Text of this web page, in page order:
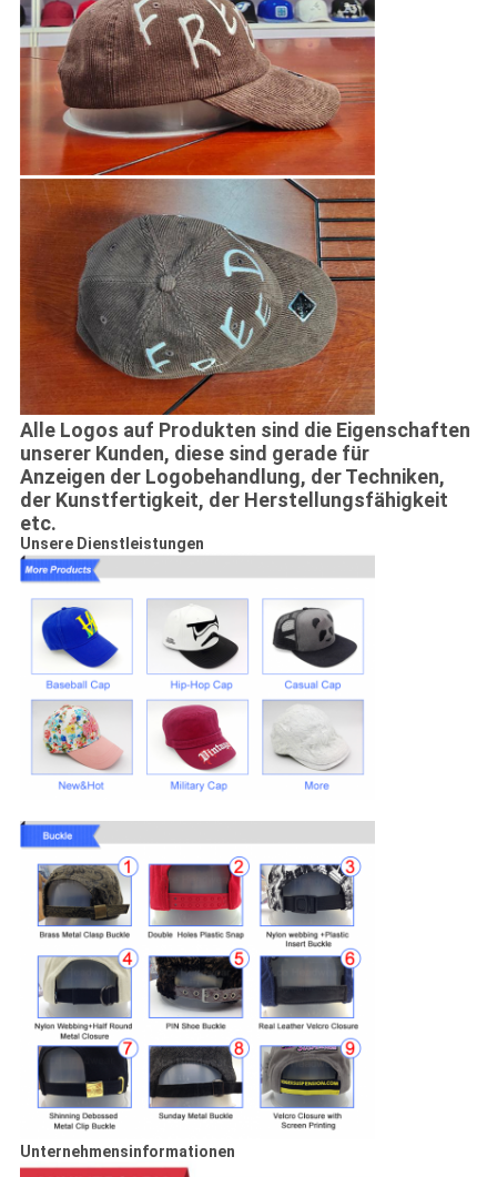
Alle Logos auf Produkten sind die Eigenschaften
unserer Kunden, diese sind gerade für
Anzeigen der Logobehandlung, der Techniken,
der Kunstfertigkeit, der Herstellungsfähigkeit
etc.
Unsere Dienstleistungen
Unternehmensinformationen